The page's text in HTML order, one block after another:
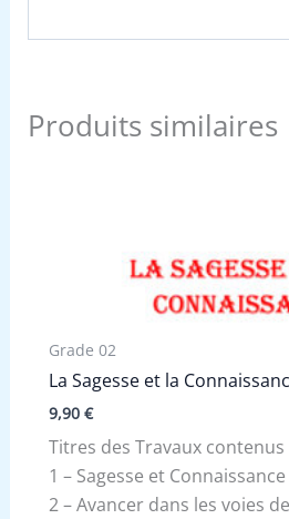
Produits similaires
Grade 02
La Sagesse et la
9,90 €
Titres des Travaux
1 – Sagesse et Connaissance
2 – Avancer dans les voies